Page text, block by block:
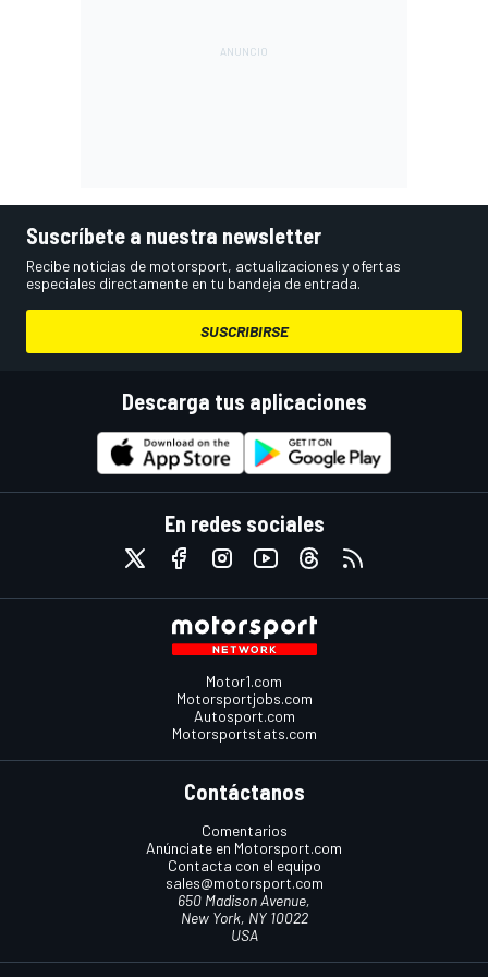
Suscríbete a nuestra newsletter
Recibe noticias de motorsport, actualizaciones y ofertas
especiales directamente en tu bandeja de entrada.
SUSCRIBIRSE
Descarga tus aplicaciones
En redes sociales
Motor1.com
Motorsportjobs.com
Autosport.com
Motorsportstats.com
Contáctanos
Comentarios
Anúnciate en Motorsport.com
Contacta con el equipo
sales@motorsport.com
650 Madison Avenue,
New York, NY 10022
USA